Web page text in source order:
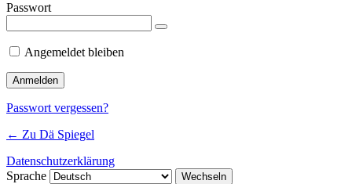
Passwort
Angemeldet bleiben
Passwort vergessen?
← Zu Dä Spiegel
Datenschutzerklärung
Sprache